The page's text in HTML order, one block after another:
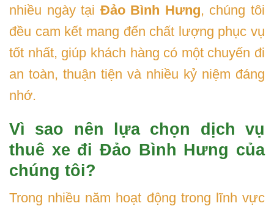
nhiều ngày tại Đảo Bình Hưng, chúng tôi
đều cam kết mang đến chất lượng phục vụ
tốt nhất, giúp khách hàng có một chuyến đi
an toàn, thuận tiện và nhiều kỷ niệm đáng
nhớ.
Vì sao nên lựa chọn dịch vụ
thuê xe đi Đảo Bình Hưng của
chúng tôi?
Trong nhiều năm hoạt động trong lĩnh vực